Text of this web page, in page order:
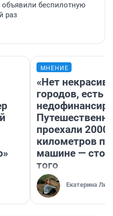
беспилотную
раз
МНЕНИЕ
«Нет
городов, есть
проехали 2000
километров по
машине —
того
Екатерина